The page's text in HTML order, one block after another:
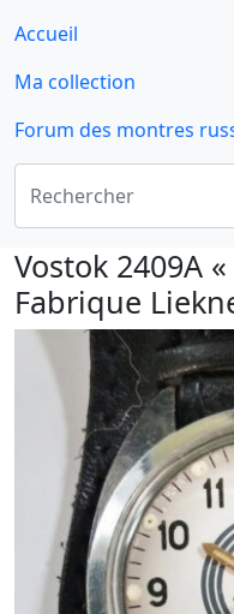
Accueil
Ma collection
Forum des montres
Vostok 2409A
Fabrique